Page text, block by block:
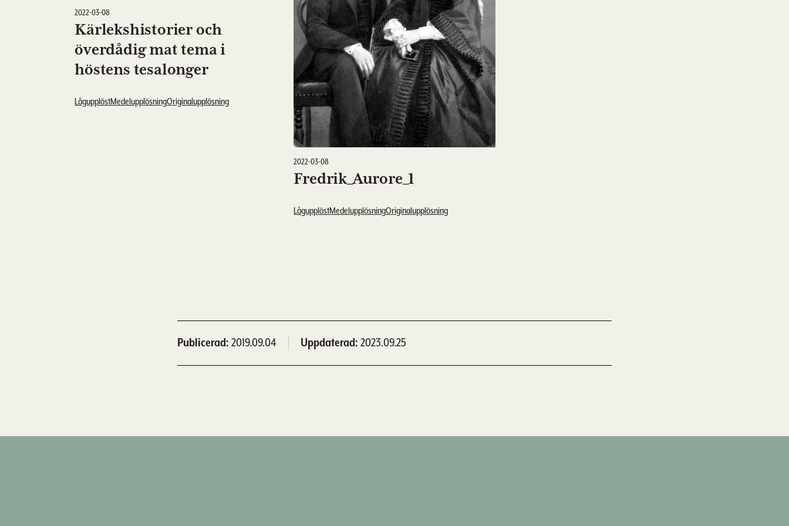
2022-03-08
Kärlekshistorier och
överdådig mat tema i
höstens tesalonger
LågupplöstMedelupplösningOriginalupplösning
2022-03-08
Fredrik_Aurore_1
LågupplöstMedelupplösningOriginalupplösning
Publicerad 2019.09.04 Uppdaterad 2023.09.25